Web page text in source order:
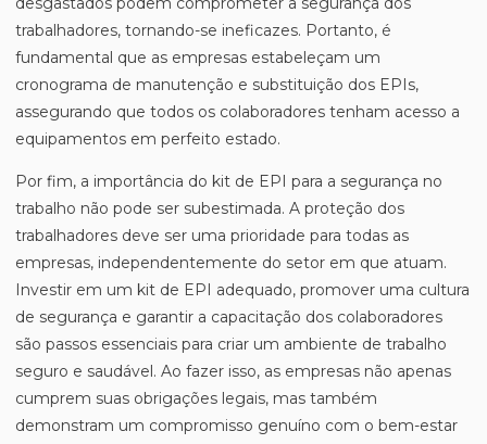
trabalhadores, tornando-se ineficazes. Portanto, é
fundamental que as empresas estabeleçam um
cronograma de manutenção e substituição dos EPIs,
assegurando que todos os colaboradores tenham acesso a
equipamentos em perfeito estado.
Por fim, a importância do kit de EPI para a segurança no
trabalho não pode ser subestimada. A proteção dos
trabalhadores deve ser uma prioridade para todas as
empresas, independentemente do setor em que atuam.
Investir em um kit de EPI adequado, promover uma cultura
de segurança e garantir a capacitação dos colaboradores
são passos essenciais para criar um ambiente de trabalho
seguro e saudável. Ao fazer isso, as empresas não apenas
cumprem suas obrigações legais, mas também
demonstram um compromisso genuíno com o bem-estar